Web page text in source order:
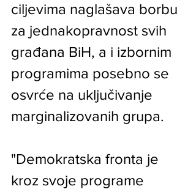
ciljevima naglašava borbu
za jednakopravnost svih
građana BiH, a i izbornim
programima posebno se
osvrće na uključivanje
marginalizovanih grupa.
"Demokratska fronta je
kroz svoje programe